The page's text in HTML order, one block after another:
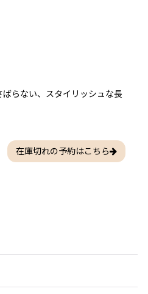
らない、スタイリッシュな長
在庫切れの予約はこちら